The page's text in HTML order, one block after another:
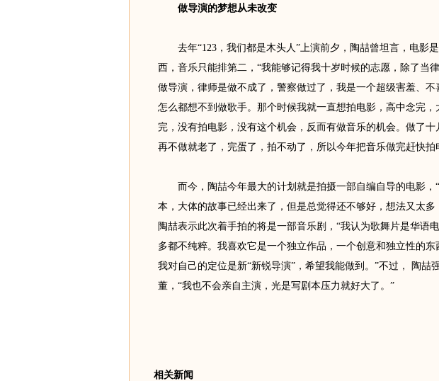
做导演的梦想从未改变
去年“123，我们都是木头人”上演前夕，陶喆曾坦言，电影
西，音乐只能排第二，“我能够记得我十岁时候的志愿，除了当
做导演，律师是做不成了，警察做过了，我是一个超级害羞、
怎么都想不到做歌手。那个时候我就一直想拍电影，高中念完
完，没有拍电影，没有这个机会，反而有做音乐的机会。做了
再不做就老了，完蛋了，拍不动了，所以今年把音乐做完赶快拍
而今，陶喆今年最大的计划就是拍摄一部自编自导的电影，“
本，大体的故事已经出来了，但是总觉得还不够好，想法又太多
陶喆表示此次着手拍的将是一部音乐剧，“我认为歌舞片是华语
多都不纯粹。我喜欢它是一个独立作品，一个创意和独立性的东
我对自己的定位是新“新锐导演”，希望我能做到。”不过， 陶喆
董，“我也不会亲自主演，光是写剧本压力就好大了。”
相关新闻